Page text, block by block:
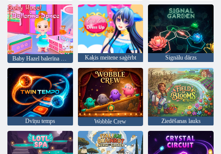
Kaķis meitene saģērbt Signālu dārzs
Dvīņu temps Wobble Crew Ziedēšanas lauks